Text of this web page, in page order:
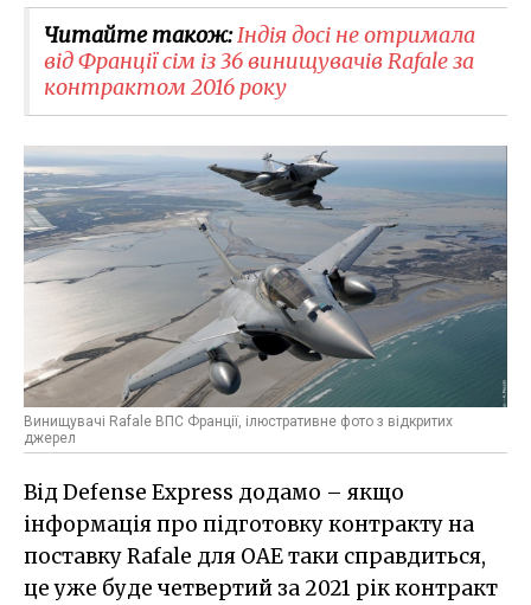
Читайте також:Індія досі не отримала
від Франції сім із 36 винищувачів Rafale за
контрактом 2016 року
Винищувачі Rafale ВПС Франції, ілюстративне фото з відкритих
джерел
Від Defense Express додамо – якщо
інформація про підготовку контракту на
поставку Rafale для ОАЕ таки справдиться,
це уже буде четвертий за 2021 рік контракт